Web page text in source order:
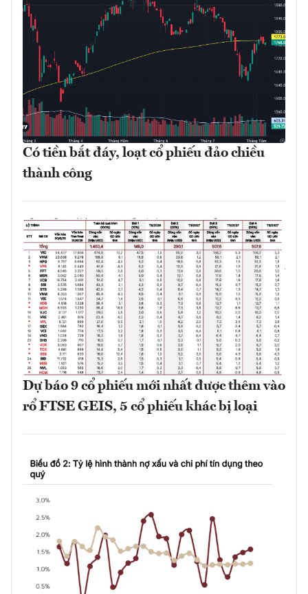
Có tiền bắt đáy, loạt cổ phiếu đảo chiều
thành công
Dự báo 9 cổ phiếu mới nhất được thêm vào
rổ FTSE GEIS, 5 cổ phiếu khác bị loại